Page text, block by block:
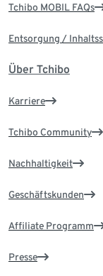
Tchibo MOBIL FAQs
Entsorgung /
Über Tchibo
Karriere
Tchibo Community
Nachhaltigkeit
Geschäftskunden
Affiliate Programm
Presse